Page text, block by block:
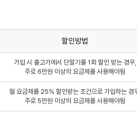
할인방법
가입 시 출고가에서 단말기를 1회 할인 받는 경우,
주로 6만원 이상의 요금제를 사용해야됨
월 요금제를 25% 할인받는 조건으로 가입하는 경
주로 5만원 이상의 요금제를 사용해야됨